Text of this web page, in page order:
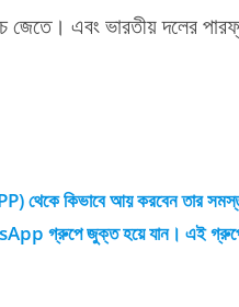
এবং ভারতীয় দলের
কিভাবে আয় করবেন তার সমস্ত
গ্রুপে জুক্ত হয়ে যান। এই গ্রুপে